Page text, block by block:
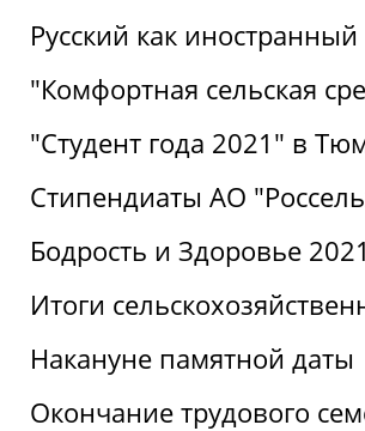
Русский как иностранный
"Комфортная сельская
"Студент года 2021" в
Стипендиаты АО
Бодрость и Здоровье
Итоги
Накануне памятной даты
Окончание трудового